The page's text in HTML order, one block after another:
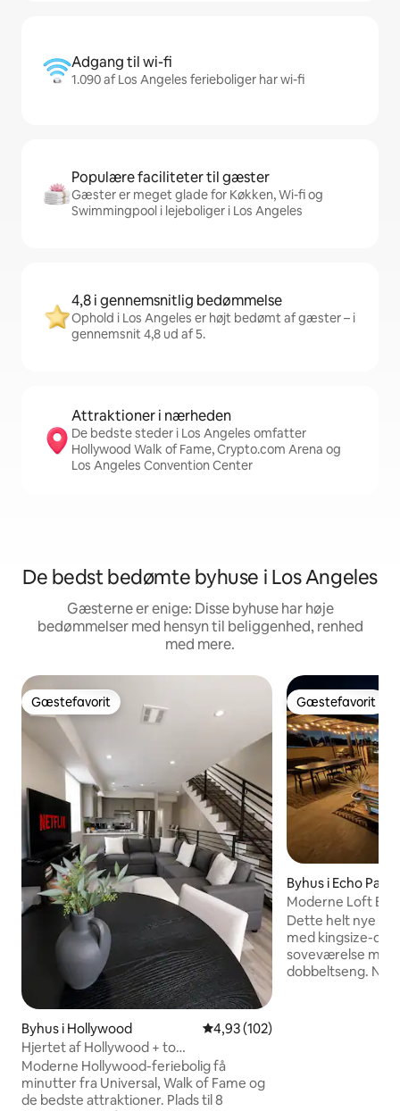
Adgang til wi-fi
1.090 af Los Angeles ferieboliger har wi-fi
Populære faciliteter til gæster
Gæster er meget glade for Køkken, Wi-fi og
Swimmingpool i lejeboliger i Los Angeles
4,8 i gennemsnitlig bedømmelse
Ophold i Los Angeles er højt bedømt af gæster – i
gennemsnit 4,8 ud af 5.
Attraktioner i nærheden
De bedste steder i Los Angeles omfatter
Hollywood Walk of Fame, Crypto.com Arena og
Los Angeles Convention Center
De bedst bedømte byhuse i Los Angeles
Gæsterne er enige: Disse byhuse har høje
bedømmelser med hensyn til beliggenhed, renhed
med mere.
Gæstefavorit
Gæstefavorit
Byhus i Hollywood 4,93 ud af 5 i gennemsnitlig
4,93 (102)
Hjertet af Hollywood + to
parkeringspladser, tre soveværelser og
tre badeværelser
Moderne Hollywood-feriebolig få
minutter fra Universal, Walk of Fame og
de bedste attraktioner. Plads til 8
Gæstefavorit
Gæstefavorit
Byhus i Echo Park
Moderne Loft
over byen
Dette helt nye
med kingsize-
soveværelse med
dobbeltseng. Nyindrettet, stilfuld,